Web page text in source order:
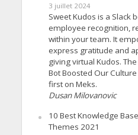
3 juillet 2024
Sweet Kudos is a Slack
employee recognition,
within your team. It
express gratitude and
giving virtual Kudos.
Bot Boosted Our
first on Meks.
Dusan Milovanovic
10 Best Knowledge
Themes 2021